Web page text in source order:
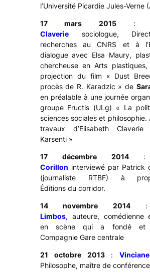
l’Université Picardie Jules-Verne
17 mars 2015
Claveriesociologue,
recherches au CNRS et à
dialogue avec Elsa Maury,
chercheuse en Arts
projection du film « Dust
procès de R. Karadzic » de
en préalable à une journée
groupe Fructis (ULg) « La
sciences sociales et philosophie.
travaux d’Elisabeth
Karsenti »
17 décembre 2014
Corillon interviewé par Patrick
(journaliste RTBF) à
Éditions du corridor.
14 novembre 2014
Limbos, auteure, comédienne
en scène qui a fondé et
Compagnie Gare centrale
21 octobre 2013:
Philosophe, maître de conférence